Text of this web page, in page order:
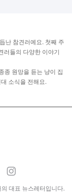
난 참견러예요. 첫째 주
러들의 다양한 이야기
종 원망을 듣는 냥이 집
소식을 전해요.
대표 뉴스레터입니다.